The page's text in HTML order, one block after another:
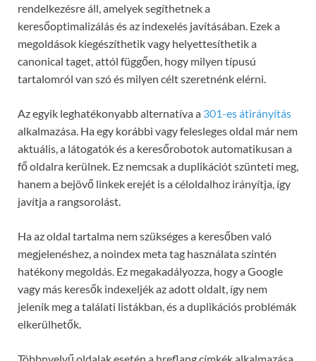
rendelkezésre áll, amelyek segíthetnek a
keresőoptimalizálás és az indexelés javításában. Ezek a
megoldások kiegészíthetik vagy helyettesíthetik a
canonical taget, attól függően, hogy milyen típusú
tartalomról van szó és milyen célt szeretnénk elérni.
Az egyik leghatékonyabb alternatíva a 301-es átirányítás
alkalmazása. Ha egy korábbi vagy felesleges oldal már nem
aktuális, a látogatók és a keresőrobotok automatikusan a
fő oldalra kerülnek. Ez nemcsak a duplikációt szünteti meg,
hanem a bejövő linkek erejét is a céloldalhoz irányítja, így
javítja a rangsorolást.
Ha az oldal tartalma nem szükséges a keresőben való
megjelenéshez, a noindex meta tag használata szintén
hatékony megoldás. Ez megakadályozza, hogy a Google
vagy más keresők indexeljék az adott oldalt, így nem
jelenik meg a találati listákban, és a duplikációs problémák
elkerülhetők.
Többnyelvű oldalak esetén a hreflang címkék alkalmazása